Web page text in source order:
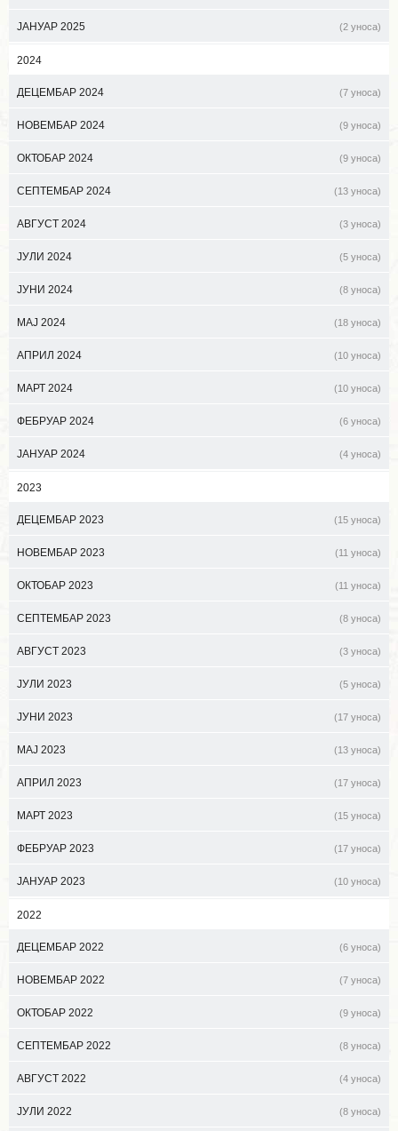
ЈАНУАР 2025 (2 уноса)
2024
ДЕЦЕМБАР 2024 (7 уноса)
НОВЕМБАР 2024 (9 уноса)
ОКТОБАР 2024 (9 уноса)
СЕПТЕМБАР 2024 (13 уноса)
АВГУСТ 2024 (3 уноса)
ЈУЛИ 2024 (5 уноса)
ЈУНИ 2024 (8 уноса)
МАЈ 2024 (18 уноса)
АПРИЛ 2024 (10 уноса)
МАРТ 2024 (10 уноса)
ФЕБРУАР 2024 (6 уноса)
ЈАНУАР 2024 (4 уноса)
2023
ДЕЦЕМБАР 2023 (15 уноса)
НОВЕМБАР 2023 (11 уноса)
ОКТОБАР 2023 (11 уноса)
СЕПТЕМБАР 2023 (8 уноса)
АВГУСТ 2023 (3 уноса)
ЈУЛИ 2023 (5 уноса)
ЈУНИ 2023 (17 уноса)
МАЈ 2023 (13 уноса)
АПРИЛ 2023 (17 уноса)
МАРТ 2023 (15 уноса)
ФЕБРУАР 2023 (17 уноса)
ЈАНУАР 2023 (10 уноса)
2022
ДЕЦЕМБАР 2022 (6 уноса)
НОВЕМБАР 2022 (7 уноса)
ОКТОБАР 2022 (9 уноса)
СЕПТЕМБАР 2022 (8 уноса)
АВГУСТ 2022 (4 уноса)
ЈУЛИ 2022 (8 уноса)